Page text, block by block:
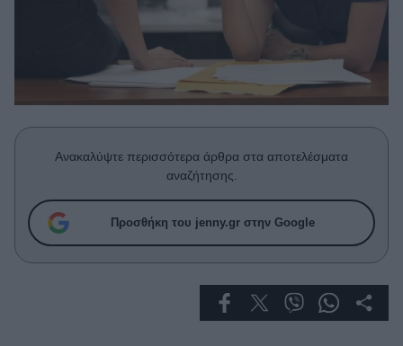
Πρόσωπα
Συνεντεύξεις
Ask the Guru
Success Stories
Ανακαλύψτε περισσότερα άρθρα στα αποτελέσματα
αναζήτησης.
Προσθήκη του jenny.gr στην Google